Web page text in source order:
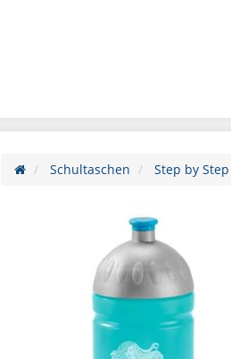
Schultaschen Step by Step